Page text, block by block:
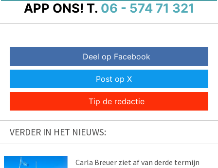
APP ONS! T. 06 - 574 71 321
Deel op Facebook
Post op X
Tip de redactie
VERDER IN HET NIEUWS:
Carla Breuer ziet af van derde termijn